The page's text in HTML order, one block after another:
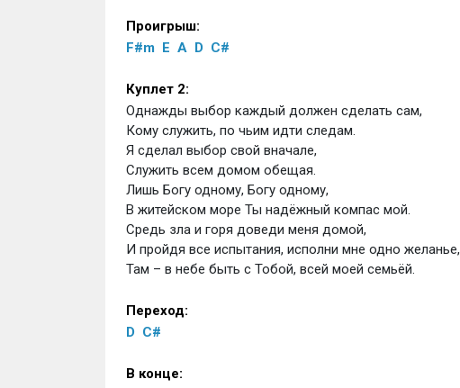
Проигрыш:
F#m E A D C#
Куплет 2:
Однажды выбор каждый должен сделать сам,
Кому служить, по чьим идти следам.
Я сделал выбор свой вначале,
Служить всем домом обещая.
Лишь Богу одному, Богу одному,
В житейском море Ты надёжный компас мой.
Средь зла и горя доведи меня домой,
И пройдя все испытания, исполни мне одно желанье,
Там – в небе быть с Тобой, всей моей семьёй.
Переход:
D C#
В конце: